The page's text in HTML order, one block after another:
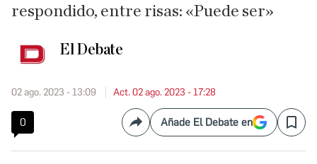
respondido, entre risas: «Puede ser»
El Debate
02 ago. 2023 - 13:09 Act. 02 ago. 2023 - 17:28
0 CompartirAñade El Debate en Save